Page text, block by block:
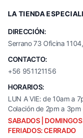
LA TIENDA
DIRECCIÓN:
Serrano 73 Oficina
CONTACTO:
+56 951121156
HORARIOS:
LUN A VIE: de 10am a
Colación de 2pm a 3pm
SABADOS |
FERIADOS: CERRADO